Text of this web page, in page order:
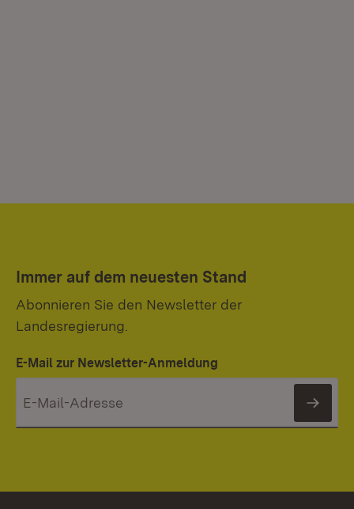
Immer auf dem neuesten Stand
Abonnieren Sie den Newsletter der
Landesregierung.
E-Mail zur Newsletter-Anmeldung